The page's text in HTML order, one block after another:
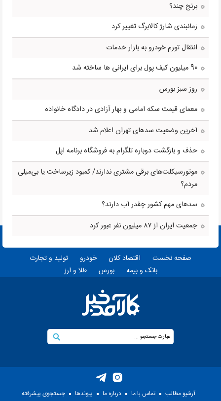
برنج چند؟
زمانبندی شارژ کالابرگ تغییر کرد
انتقال تورم خودرو به بازار خدمات
90 میلیون کیف پول برای ایرانی ها ساخته شد
روز سبز بورس
معمای قیمت سکه امامی و بهار آزادی در دادگاه خانواده
آخرین وضعیت سدهای تهران اعلام شد
حذف و بازگشت دوباره تلگرام به فروشگاه برنامه اپل
موتورسیکلت‌های برقی مشتری ندارند/ کمبود زیرساخت یا بی‌میلی
مردم؟
سدهای مهم کشور چقدر آب دارند؟
جمعیت ایران از ۸۷ میلیون نفر عبور کرد
صفحه نخست اقتصاد کلان خودرو
تولید و تجارت
بانک و بیمه
بورس طلا و ارز
آرشیو مطالب تماس با ما درباره ما پيوندها جستجوی پيشرفته